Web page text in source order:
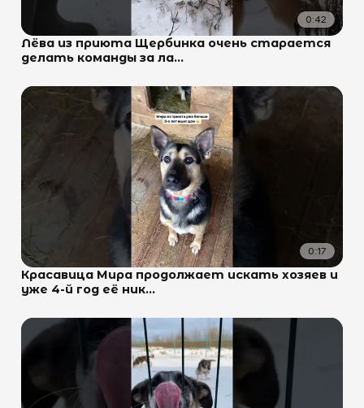
0:42
Лёва из приюта Щербинка очень старается
делать команды за ла...
0:17
Красавица Мира продолжает искать хозяев и
уже 4-й год её ник...